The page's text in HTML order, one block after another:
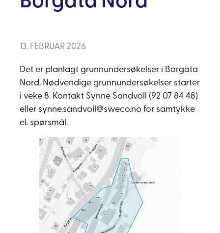
13. FEBRUAR 2026
Det er planlagt grunnundersøkelser i Borgata
Nord. Nødvendige grunnundersøkelser starter
i veke 8. Kontakt Synne Sandvoll (92 07 84 48)
eller synne.sandvoll@sweco.no for samtykke
el. spørsmål.